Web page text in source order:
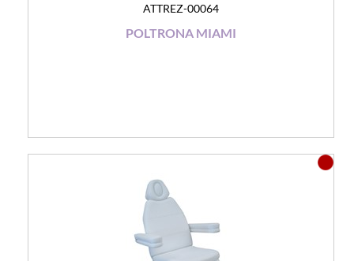
ATTREZ-00064
POLTRONA MIAMI